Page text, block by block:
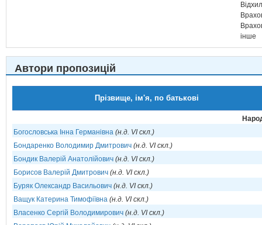
інше
Автори пропозицій
Прізвище, ім'я, по батькові
Богословська Інна Германівна (н.д. VI скл.)
Бондаренко Володимир Дмитрович (н.д. VI скл.)
Бондик Валерій Анатолійович (н.д. VI скл.)
Борисов Валерій Дмитрович (н.д. VI скл.)
Буряк Олександр Васильович (н.д. VI скл.)
Ващук Катерина Тимофіївна (н.д. VI скл.)
Власенко Сергій Володимирович (н.д. VI скл.)